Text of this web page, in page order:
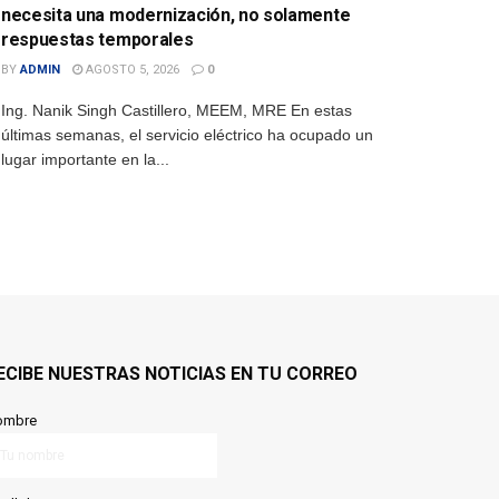
necesita una modernización, no solamente
respuestas temporales
BY ADMIN AGOSTO 5, 2026 0
Ing. Nanik Singh Castillero, MEEM, MRE En estas
últimas semanas, el servicio eléctrico ha ocupado un
lugar importante en la...
NUESTRAS NOTICIAS EN TU CORREO